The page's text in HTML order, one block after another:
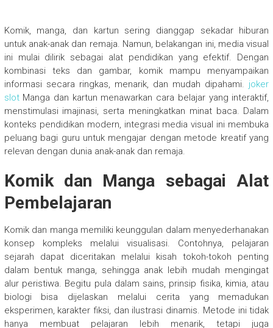
Komik, manga, dan kartun sering dianggap sekadar hiburan
untuk anak-anak dan remaja. Namun, belakangan ini, media visual
ini mulai dilirik sebagai alat pendidikan yang efektif. Dengan
kombinasi teks dan gambar, komik mampu menyampaikan
informasi secara ringkas, menarik, dan mudah dipahami. joker
slotManga dan kartun menawarkan cara belajar yang interaktif,
menstimulasi imajinasi, serta meningkatkan minat baca. Dalam
konteks pendidikan modern, integrasi media visual ini membuka
peluang bagi guru untuk mengajar dengan metode kreatif yang
relevan dengan dunia anak-anak dan remaja.
Komik dan Manga sebagai Alat
Pembelajaran
Komik dan manga memiliki keunggulan dalam menyederhanakan
konsep kompleks melalui visualisasi. Contohnya, pelajaran
sejarah dapat diceritakan melalui kisah tokoh-tokoh penting
dalam bentuk manga, sehingga anak lebih mudah mengingat
alur peristiwa. Begitu pula dalam sains, prinsip fisika, kimia, atau
biologi bisa dijelaskan melalui cerita yang memadukan
eksperimen, karakter fiksi, dan ilustrasi dinamis. Metode ini tidak
hanya membuat pelajaran lebih menarik, tetapi juga